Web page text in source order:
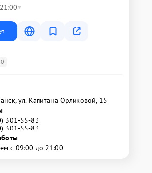
ул. Капитана Орликовой, 15
301-55-83
301-55-83
с 09:00 до 21:00